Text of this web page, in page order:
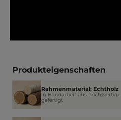
Produkteigenschaften
Rahmenmaterial: Echtholz
In Handarbeit aus
gefertigt